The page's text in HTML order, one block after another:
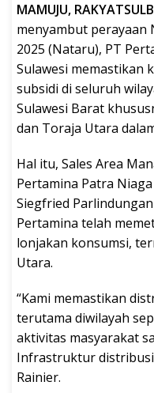
MAMUJU,
menyambut perayaan
2025 (Nataru), PT
Sulawesi memastikan
subsidi di seluruh
Sulawesi Barat
dan Toraja Utara
Hal itu, Sales Area
Pertamina Patra
Siegfried
Pertamina telah
lonjakan konsumsi,
Utara.
“Kami memastikan
terutama diwilayah
aktivitas masyarakat
Infrastruktur distribusi
Rainier.